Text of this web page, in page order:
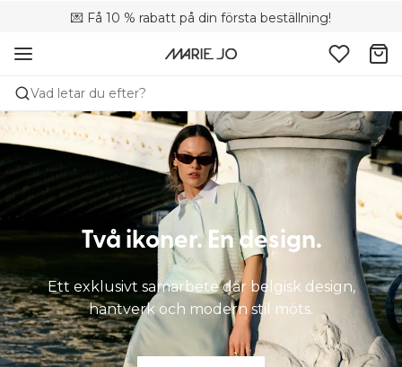
💌 Få 10 % rabatt på din första beställning!
🚚 Fri leverans vid köp över 699 SEK
📦 Kostnadsfria returer
Vad letar du efter?
Två ikoner. En design.
Ett exklusivt samarbete där belgisk design,
hantverk och modern stil möts.